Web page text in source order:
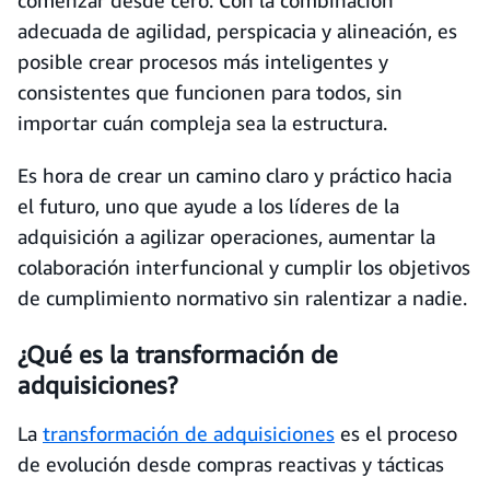
adecuada de agilidad, perspicacia y alineación, es
posible crear procesos más inteligentes y
consistentes que funcionen para todos, sin
importar cuán compleja sea la estructura.
Es hora de crear un camino claro y práctico hacia
el futuro, uno que ayude a los líderes de la
adquisición a agilizar operaciones, aumentar la
colaboración interfuncional y cumplir los objetivos
de cumplimiento normativo sin ralentizar a nadie.
¿Qué es la transformación de
adquisiciones?
La transformación de adquisiciones es el proceso
de evolución desde compras reactivas y tácticas